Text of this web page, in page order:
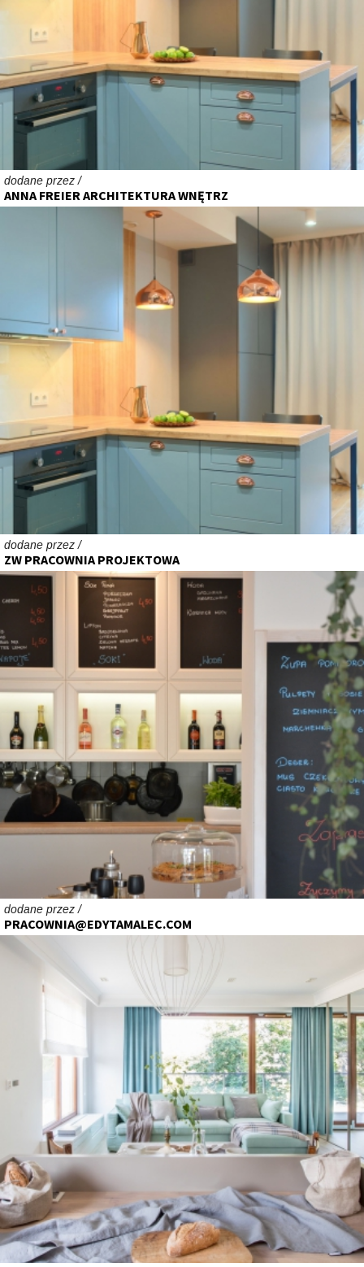
dodane przez /
ANNA FREIER ARCHITEKTURA WNĘTRZ
dodane przez /
ZW PRACOWNIA PROJEKTOWA
dodane przez /
PRACOWNIA@EDYTAMALEC.COM